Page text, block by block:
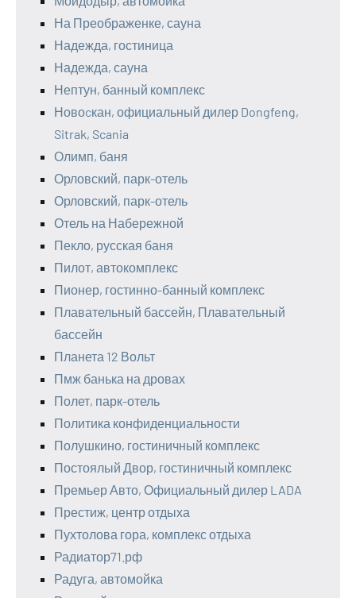
На Преображенке, сауна
Надежда, гостиница
Надежда, сауна
Нептун, банный комплекс
Новоcкан, официальный дилер Dongfeng,
Sitrak, Scania
Олимп, баня
Орловский, парк-отель
Орловский, парк-отель
Отель на Набережной
Пекло, русская баня
Пилот, автокомплекс
Пионер, гостинно-банный комплекс
Плавательный бассейн, Плавательный
бассейн
Планета 12 Вольт
Пмж банька на дровах
Полет, парк-отель
Политика конфиденциальности
Полушкино, гостиничный комплекс
Постоялый Двор, гостиничный комплекс
Премьер Авто, Официальный дилер LADA
Престиж, центр отдыха
Пухтолова гора, комплекс отдыха
Радиатор71.рф
Радуга, автомойка